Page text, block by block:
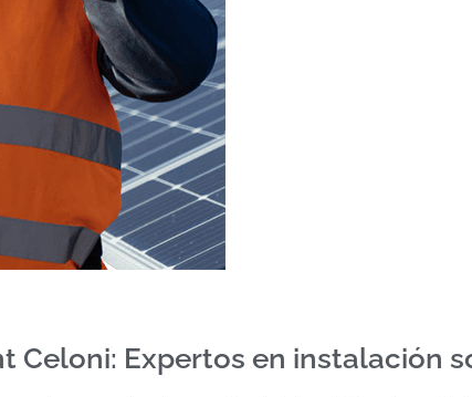
Celoni: Expertos en instalación